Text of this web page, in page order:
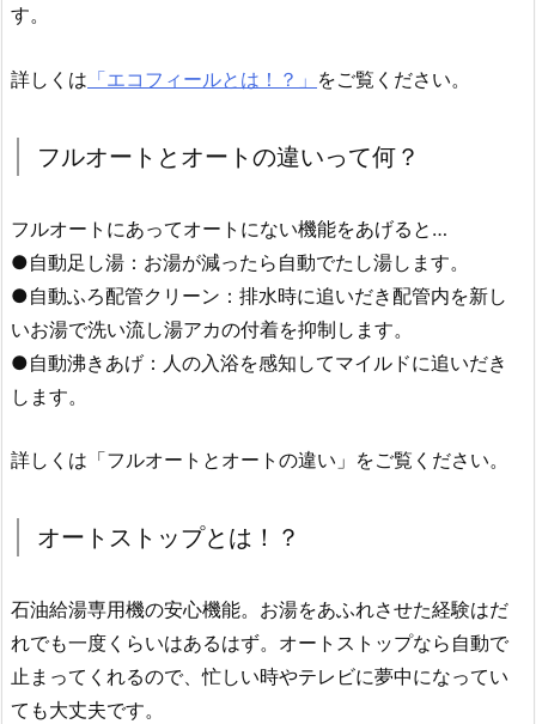
す。
詳しくは 「エコフィールとは！？」 をご覧ください。
フルオートとオートの違いって何？
フルオートにあってオートにない機能をあげると…
●自動足し湯：お湯が減ったら自動でたし湯します。
●自動ふろ配管クリーン：排水時に追いだき配管内を新し
いお湯で洗い流し湯アカの付着を抑制します。
●自動沸きあげ：人の入浴を感知してマイルドに追いだき
します。
詳しくは「フルオートとオートの違い」をご覧ください。
オートストップとは！？
石油給湯専用機の安心機能。お湯をあふれさせた経験はだ
れでも一度くらいはあるはず。オートストップなら自動で
止まってくれるので、忙しい時やテレビに夢中になってい
ても大丈夫です。